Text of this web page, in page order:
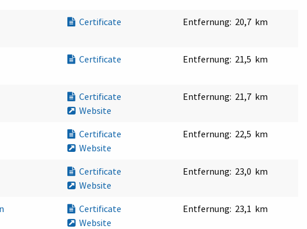
Certificate Entfernung: 20,7 km
Certificate Entfernung: 21,5 km
Certificate
Website
Entfernung: 21,7 km
Certificate
Website
Entfernung: 22,5 km
Certificate
Website
Entfernung: 23,0 km
Certificate
Website
Entfernung: 23,1 km